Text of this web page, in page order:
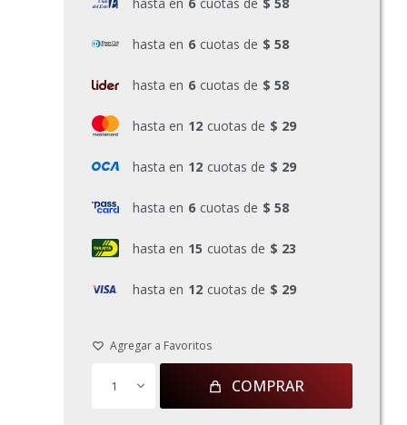
hasta en 6 cuotas de $ 58
hasta en 6 cuotas de $ 58
hasta en 12 cuotas de $ 29
hasta en 12 cuotas de $ 29
hasta en 6 cuotas de $ 58
hasta en 15 cuotas de $ 23
hasta en 12 cuotas de $ 29
1 COMPRAR